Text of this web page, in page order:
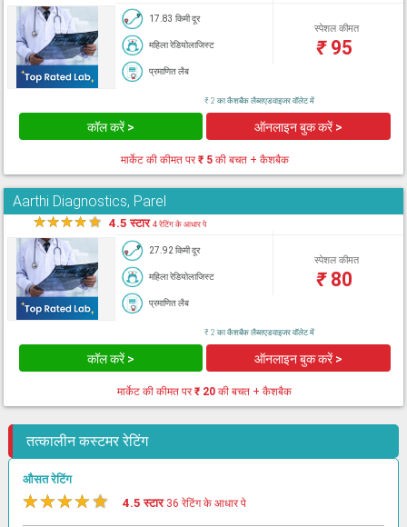
17.83 किमी दूर
महिला रेडियोलाजिस्ट
प्रमाणित लैब
स्पेशल कीमत
₹95
₹ 2 का कैशबैक लैब्सएडवाइजर वॉलेट में
कॉल करें > ऑनलाइन बुक करें >
मार्केट की कीमत पर₹ 5की बचत + कैशबैक
Aarthi Diagnostics, Parel
★★★★★ 4.5 स्टार4 रेटिंग के आधार पे
27.92 किमी दूर
महिला रेडियोलाजिस्ट
प्रमाणित लैब
स्पेशल कीमत
₹80
₹ 2 का कैशबैक लैब्सएडवाइजर वॉलेट में
कॉल करें > ऑनलाइन बुक करें >
मार्केट की कीमत पर₹ 20 की बचत + कैशबैक
तत्कालीन कस्टमर रेटिंग
औसत रेटिंग
★★★★★ 4.5 स्टार 36 रेटिंग के आधार पे